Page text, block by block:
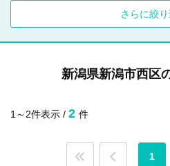
さらに絞
新潟県新潟市西区
1～2件表示 / 2 件
1